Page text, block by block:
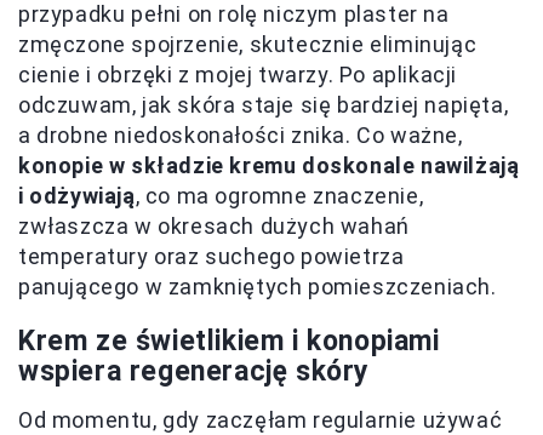
przypadku pełni on rolę niczym plaster na
zmęczone spojrzenie, skutecznie eliminując
cienie i obrzęki z mojej twarzy. Po aplikacji
odczuwam, jak skóra staje się bardziej napięta,
a drobne niedoskonałości znika. Co ważne,
konopie w składzie kremu doskonale nawilżają
i odżywiają, co ma ogromne znaczenie,
zwłaszcza w okresach dużych wahań
temperatury oraz suchego powietrza
panującego w zamkniętych pomieszczeniach.
Krem ze świetlikiem i konopiami
wspiera regenerację skóry
Od momentu, gdy zaczęłam regularnie używać